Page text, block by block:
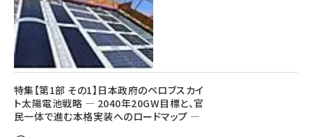
特集【第1部 その1】日本政府のペロブスカイ
ト太陽電池戦略 ― 2040年20GW目標と、官
民一体で進む本格実装へのロードマップ ―